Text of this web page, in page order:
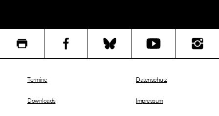
Termine
Downloads
Datenschutz
Impressum